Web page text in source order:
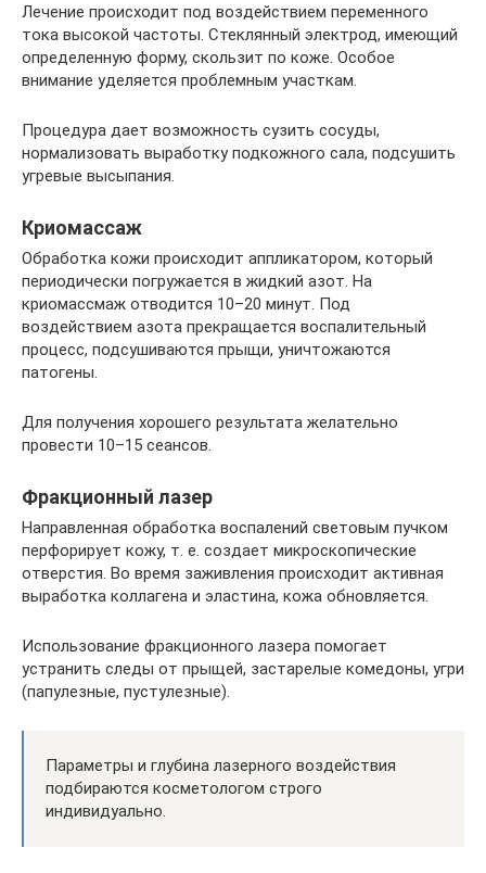
Лечение происходит под воздействием переменного
тока высокой частоты. Стеклянный электрод, имеющий
определенную форму, скользит по коже. Особое
внимание уделяется проблемным участкам.
Процедура дает возможность сузить сосуды,
нормализовать выработку подкожного сала, подсушить
угревые высыпания.
Криомассаж
Обработка кожи происходит аппликатором, который
периодически погружается в жидкий азот. На
криомассмаж отводится 10–20 минут. Под
воздействием азота прекращается воспалительный
процесс, подсушиваются прыщи, уничтожаются
патогены.
Для получения хорошего результата желательно
провести 10–15 сеансов.
Фракционный лазер
Направленная обработка воспалений световым пучком
перфорирует кожу, т. е. создает микроскопические
отверстия. Во время заживления происходит активная
выработка коллагена и эластина, кожа обновляется.
Использование фракционного лазера помогает
устранить следы от прыщей, застарелые комедоны, угри
(папулезные, пустулезные).
Параметры и глубина лазерного воздействия
подбираются косметологом строго
индивидуально.